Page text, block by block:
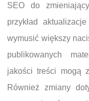
SEO do
przykład
wymusić większy
publikowanych
jakości treści mogą
Również zmiany